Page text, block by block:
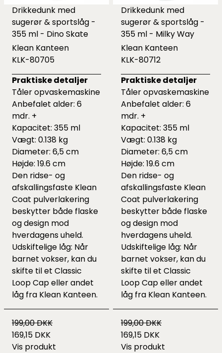
Drikkedunk med
sugerør & sportslåg -
355 ml - Dino Skate
Klean Kanteen
KLK-80705
Praktiske detaljer
Tåler opvaskemaskine
Anbefalet alder: 6
mdr. +
Kapacitet: 355 ml
Vægt: 0.138 kg
Diameter: 6,5 cm
Højde: 19.6 cm
Den ridse- og
afskallingsfaste Klean
Coat pulverlakering
beskytter både flaske
og design mod
hverdagens uheld.
Udskiftelige låg: Når
barnet vokser, kan du
skifte til et Classic
Loop Cap eller andet
låg fra Klean Kanteen.
199,00 DKK
169,15 DKK
Vis produkt
Drikkedunk med
sugerør & sportslåg -
355 ml - Milky Way
Klean Kanteen
KLK-80712
Praktiske detaljer
Tåler opvaskemaskine
Anbefalet alder: 6
mdr. +
Kapacitet: 355 ml
Vægt: 0.138 kg
Diameter: 6,5 cm
Højde: 19.6 cm
Den ridse- og
afskallingsfaste Klean
Coat pulverlakering
beskytter både flaske
og design mod
hverdagens uheld.
Udskiftelige låg: Når
barnet vokser, kan du
skifte til et Classic
Loop Cap eller andet
låg fra Klean Kanteen.
199,00 DKK
169,15 DKK
Vis produkt